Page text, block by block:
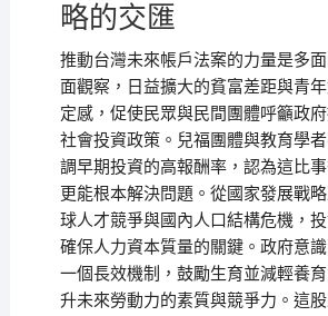
略的交匯
推動台灣未來帳戶法案的力量是多
面觀察，日益擴大的貧富差距與青
定感，促使民眾與民間團體呼籲政
社會投資政策。兒福團體與教育學
調早期投資的高報酬率，認為這比
更能根本解決問題。從國家發展戰
球人才競爭與國內人口結構危機，
確保人力資本質量的關鍵。政府意
一個長效機制，鼓勵生育並減輕養
升未來勞動力的素質與競爭力。這